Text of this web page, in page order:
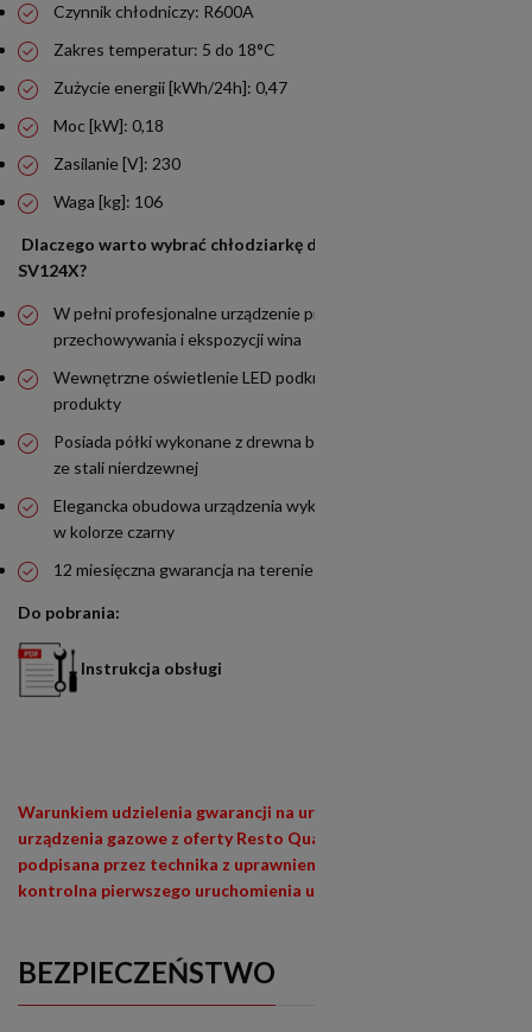
Czynnik chłodniczy: R600A
Zakres temperatur: 5 do 18°C
Zużycie energii [kWh/24h]: 0,47
Moc [kW]: 0,18
Zasilanie [V]: 230
Waga [kg]: 106
Dlaczego warto wybrać chłodziarkę do wina Resto Quality
SV124X?
W pełni profesjonalne urządzenie przeznaczone do
przechowywania i ekspozycji wina
Wewnętrzne oświetlenie LED podkreśla prezentowane
produkty
Posiada półki wykonane z drewna bukowego z wykończeniem
ze stali nierdzewnej
Elegancka obudowa urządzenia wykonana ze stali nierdzewnej
w kolorze czarny
12 miesięczna gwarancja na terenie całej Polski
Do pobrania:
Instrukcja obsługi
Warunkiem udzielenia gwarancji na urządzenia siłowe (400V) i
urządzenia gazowe z oferty Resto Quality jest wypełniona i
podpisana przez technika z uprawnieniami (E1,E3) lista
kontrolna pierwszego uruchomienia urządzenia
BEZPIECZEŃSTWO